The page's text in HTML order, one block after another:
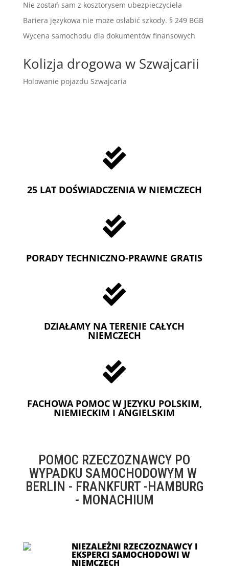
Nie zostań sam z kosztorysem ubezpieczyciela
Bariera językowa nie może osłabić szkody. § 249 BGB
Wycena samochodu dla dokumentów finansowych
Kolizja drogowa w Szwajcarii
Holowanie pojazdu Szwajcaria

25 LAT DOŚWIADCZENIA W NIEMCZECH

PORADY TECHNICZNO-PRAWNE GRATIS

DZIAŁAMY NA TERENIE CAŁYCH
NIEMCZECH

FACHOWA POMOC W JEZYKU POLSKIM,
NIEMIECKIM I ANGIELSKIM
POMOC RZECZOZNAWCY PO
WYPADKU SAMOCHODOWYM W
BERLIN - FRANKFURT -HAMBURG
- MONACHIUM
NIEZALEŻNI RZECZOZNAWCY I
EKSPERCI SAMOCHODOWI W
NIEMCZECH